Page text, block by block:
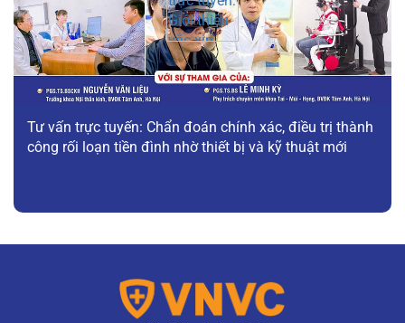
Tư vấn trực tuyến: Chẩn đoán chính xác, điều trị thành
công rối loạn tiền đình nhờ thiết bị và kỹ thuật mới